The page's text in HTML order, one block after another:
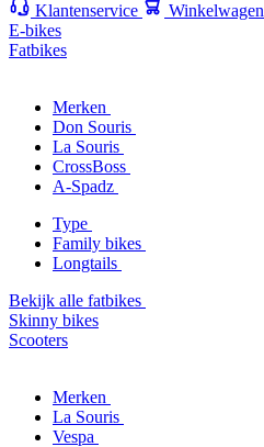
Klantenservice Winkelwagen
E-bikes
Fatbikes
Merken
Don Souris
La Souris
CrossBoss
A-Spadz
Type
Family bikes
Longtails
Bekijk alle fatbikes
Skinny bikes
Scooters
Merken
La Souris
Vespa